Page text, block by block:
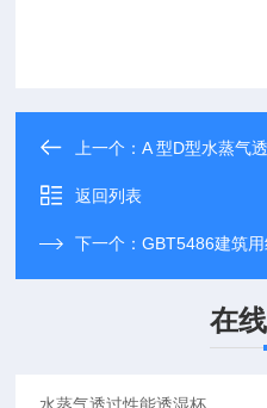
上一个：A 型D型水蒸气
返回列表
下一个：GBT5486建筑
在